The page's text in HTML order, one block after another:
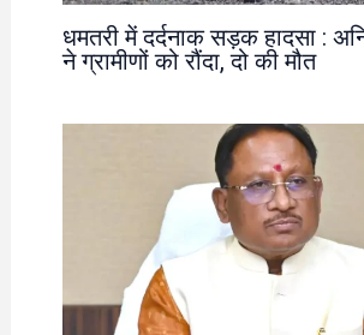
धमतरी में दर्दनाक सड़क हादसा :
ने ग्रामीणों को रौंदा, दो की मौत